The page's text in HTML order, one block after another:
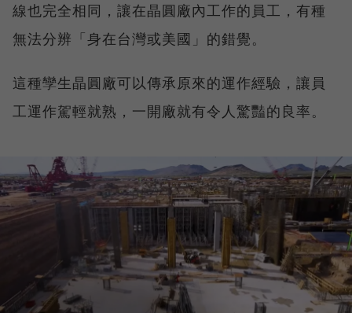
線也完全相同，讓在晶圓廠內工作的員工，有種
無法分辨「身在台灣或美國」的錯覺。
這種孿生晶圓廠可以傳承原來的運作經驗，讓員
工運作駕輕就熟，一開廠就有令人驚豔的良率。